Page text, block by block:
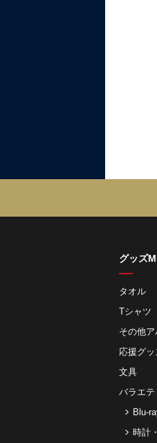
グッズ
タオル
Tシャツ
その他
応援グッ
文具
バラエ
Blu-
時計